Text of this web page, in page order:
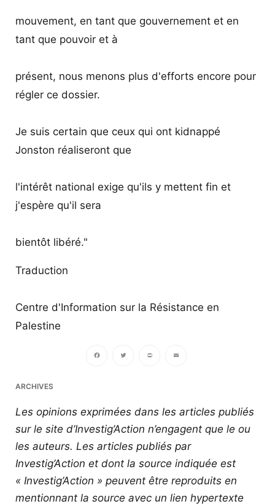
mouvement, en tant que gouvernement et en
tant que pouvoir et à
présent, nous menons plus d'efforts encore pour
régler ce dossier.
Je suis certain que ceux qui ont kidnappé
Jonston réaliseront que
l'intérêt national exige qu'ils y mettent fin et
j'espère qu'il sera
bientôt libéré."
Traduction
Centre d'Information sur la Résistance en
Palestine
ARCHIVES
Les opinions exprimées dans les articles publiés
sur le site d’Investig’Action n’engagent que le ou
les auteurs. Les articles publiés par
Investig’Action et dont la source indiquée est
« Investig’Action » peuvent être reproduits en
mentionnant la source avec un lien hypertexte